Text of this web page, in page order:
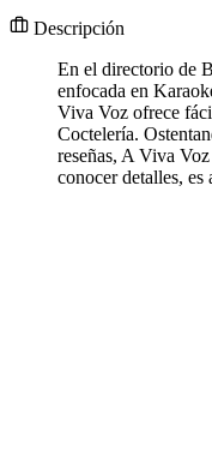
Descripción
En el directorio de
enfocada en
Viva Voz ofrece
Coctelería.
reseñas, A Viva
conocer detalles,